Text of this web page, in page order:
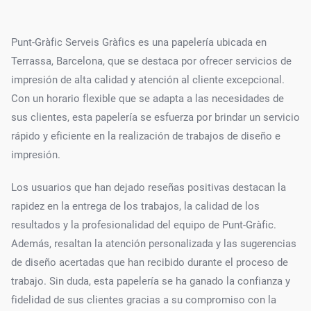
Punt-Gràfic Serveis Gràfics es una papelería ubicada en
Terrassa, Barcelona, que se destaca por ofrecer servicios de
impresión de alta calidad y atención al cliente excepcional.
Con un horario flexible que se adapta a las necesidades de
sus clientes, esta papelería se esfuerza por brindar un servicio
rápido y eficiente en la realización de trabajos de diseño e
impresión.
Los usuarios que han dejado reseñas positivas destacan la
rapidez en la entrega de los trabajos, la calidad de los
resultados y la profesionalidad del equipo de Punt-Gràfic.
Además, resaltan la atención personalizada y las sugerencias
de diseño acertadas que han recibido durante el proceso de
trabajo. Sin duda, esta papelería se ha ganado la confianza y
fidelidad de sus clientes gracias a su compromiso con la